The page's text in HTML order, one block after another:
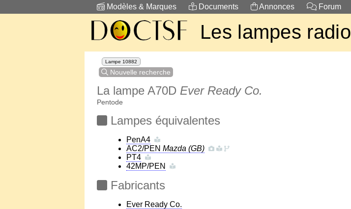
Modèles & Marques Documents Annonces Forum
Les lampes radio
Lampe 10882
Nouvelle recherche
La lampe A70D Ever Ready Co.
Pentode
Lampes équivalentes
PenA4
AC2/PEN Mazda (GB)
PT4
42MP/PEN
Fabricants
Ever Ready Co.